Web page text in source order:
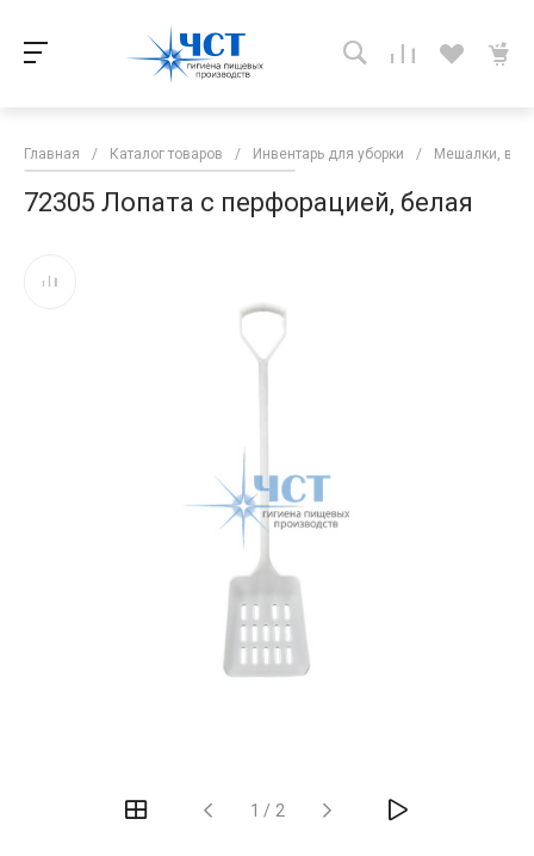
Главная / Каталог товаров / Инвентарь для уборки / Мешалки,
72305 Лопата с перфорацией, белая
1 / 2